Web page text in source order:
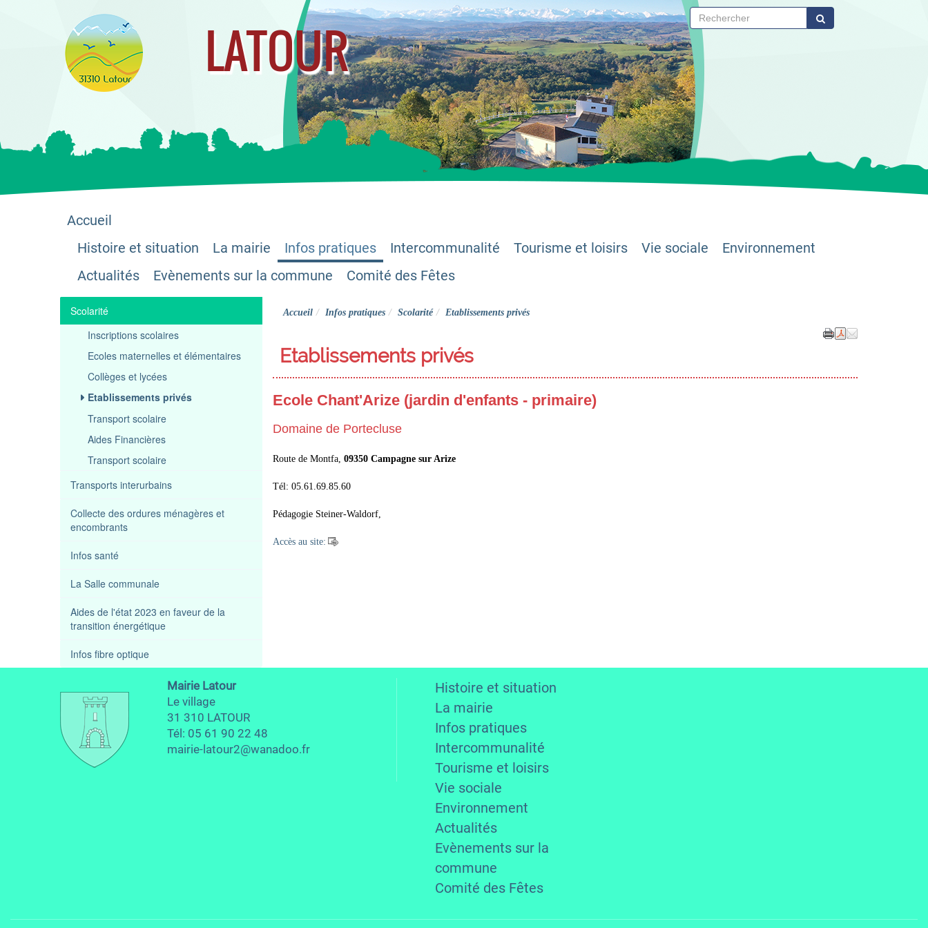
LATOUR
Accueil
Histoire et situation
La mairie Infos pratiques Intercommunalité Tourisme et loisirs Vie sociale
Environnement
Actualités
Evènements sur la commune Comité des Fêtes
Accueil Infos pratiques Scolarité Etablissements privés
Etablissements privés
Ecole Chant'Arize (jardin d'enfants - primaire)
Domaine de Portecluse
Route de Montfa, 09350 Campagne sur Arize
Tél: 05.61.69.85.60
Pédagogie Steiner-Waldorf,
Accès au site:
Scolarité
Inscriptions scolaires
Ecoles maternelles et élémentaires
Collèges et lycées
Etablissements privés
Transport scolaire
Aides Financières
Transport scolaire
Transports interurbains
Collecte des ordures ménagères et
encombrants
Infos santé
La Salle communale
Aides de l'état 2023 en faveur de la
transition énergétique
Infos fibre optique
Mairie Latour
Le village
31 310 LATOUR
Tél: 05 61 90 22 48
mairie-latour2@wanadoo.fr
Histoire et situation
La mairie
Infos pratiques
Intercommunalité
Tourisme et loisirs
Vie sociale
Environnement
Actualités
Evènements sur la
commune
Comité des Fêtes